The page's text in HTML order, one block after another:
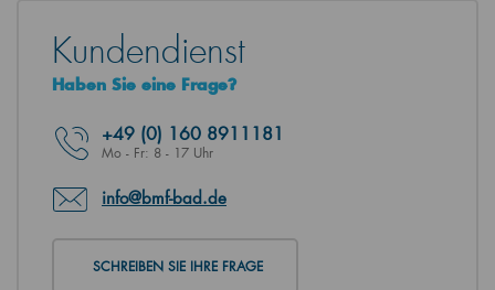
Kundendienst
Haben Sie eine Frage?
+49 (0) 160 8911181
Mo - Fr: 8 - 17 Uhr
info@bmf-bad.de
SCHREIBEN SIE IHRE FRAGE